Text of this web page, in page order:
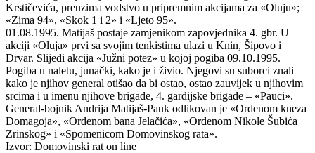
Krstičevića, preuzima vodstvo u pripremnim akcijama za «Oluju»;
«Zima 94», «Skok 1 i 2» i «Ljeto 95».
01.08.1995. Matijaš postaje zamjenikom zapovjednika 4. gbr. U
akciji «Oluja» prvi sa svojim tenkistima ulazi u Knin, Šipovo i
Drvar. Slijedi akcija «Južni potez» u kojoj pogiba 09.10.1995.
Pogiba u naletu, junački, kako je i živio. Njegovi su suborci znali
kako je njihov general otišao da bi ostao, ostao zauvijek u njihovim
srcima i u imenu njihove brigade, 4. gardijske brigade – «Pauci».
General-bojnik Andrija Matijaš-Pauk odlikovan je «Ordenom kneza
Domagoja», «Ordenom bana Jelačića», «Ordenom Nikole Šubića
Zrinskog» i «Spomenicom Domovinskog rata».
Izvor: Domovinski rat on line